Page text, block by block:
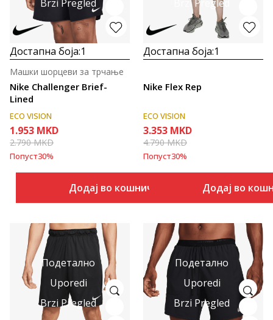
Brzi Pregled
Достапна боја:1
Nike Challenger Brief-
Lined
Машки шорцеви за трчање
ECO VISION
1.953 MKD
2.790MKD
Попуст30%
Додај во кошничка
Brzi Pregled
Достапна боја:1
Nike Flex Rep
ECO VISION
3.353 MKD
4.790MKD
Попуст30%
Додај во
Подетално
Uporedi
Brzi Pregled
Подетално
Uporedi
Brzi Pregled